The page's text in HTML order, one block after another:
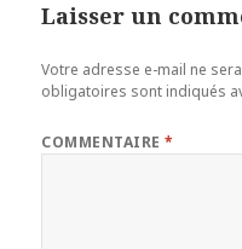
Laisser un
Votre adresse e-mail ne
obligatoires sont indiqués
COMMENTAIRE*